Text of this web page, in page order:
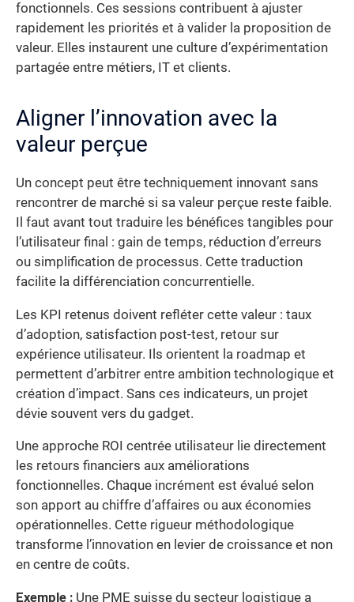
fonctionnels. Ces sessions contribuent à ajuster
rapidement les priorités et à valider la proposition de
valeur. Elles instaurent une culture d’expérimentation
partagée entre métiers, IT et clients.
Aligner l’innovation avec la
valeur perçue
Un concept peut être techniquement innovant sans
rencontrer de marché si sa valeur perçue reste faible.
Il faut avant tout traduire les bénéfices tangibles pour
l’utilisateur final : gain de temps, réduction d’erreurs
ou simplification de processus. Cette traduction
facilite la différenciation concurrentielle.
Les KPI retenus doivent refléter cette valeur : taux
d’adoption, satisfaction post-test, retour sur
expérience utilisateur. Ils orientent la roadmap et
permettent d’arbitrer entre ambition technologique et
création d’impact. Sans ces indicateurs, un projet
dévie souvent vers du gadget.
Une approche ROI centrée utilisateur lie directement
les retours financiers aux améliorations
fonctionnelles. Chaque incrément est évalué selon
son apport au chiffre d’affaires ou aux économies
opérationnelles. Cette rigueur méthodologique
transforme l’innovation en levier de croissance et non
en centre de coûts.
Exemple : Une PME suisse du secteur logistique a